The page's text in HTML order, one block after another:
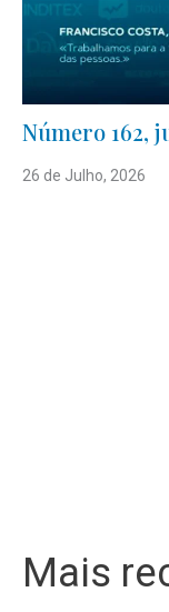
Número 162,
26 de Julho, 2026
Mais